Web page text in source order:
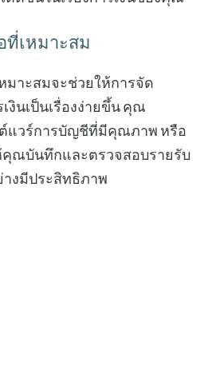
ที่เหมาะสม
มาะสมจะช่วยให้การจัด
งินเป็นเรื่องง่ายขึ้น คุณ
แวร์การบัญชีที่มีคุณภาพ หรือ
ณบันทึกและตรวจสอบรายรับ
งมีประสิทธิภาพ